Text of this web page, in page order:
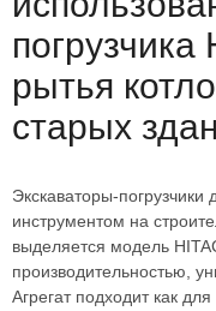
рытья
старых
Экскаваторы-
инструментом на
выделяется модель
производительностью,
Агрегат подходит как